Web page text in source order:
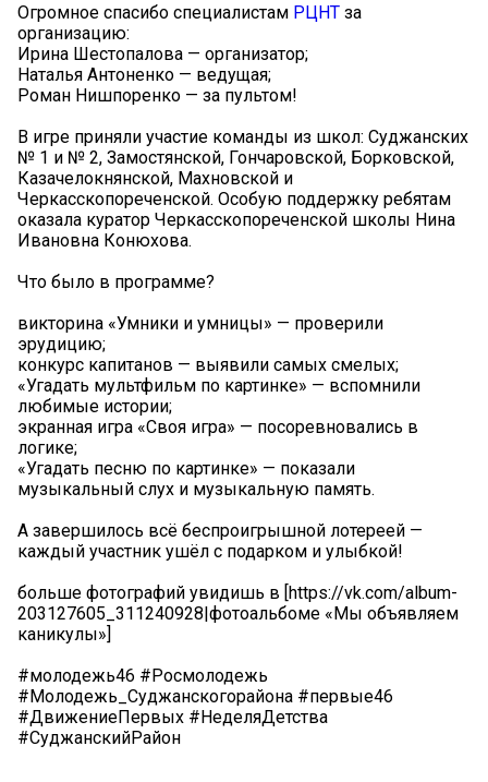
Огромное спасибо специалистам РЦНТ за
организацию:
Ирина Шестопалова — организатор;
Наталья Антоненко — ведущая;
Роман Нишпоренко — за пультом!
В игре приняли участие команды из школ: Суджанских
№ 1 и № 2, Замостянской, Гончаровской, Борковской,
Казачелокнянской, Махновской и
Черкасскопореченской. Особую поддержку ребятам
оказала куратор Черкасскопореченской школы Нина
Ивановна Конюхова.
Что было в программе?
викторина «Умники и умницы» — проверили
эрудицию;
конкурс капитанов — выявили самых смелых;
«Угадать мультфильм по картинке» — вспомнили
любимые истории;
экранная игра «Своя игра» — посоревновались в
логике;
«Угадать песню по картинке» — показали
музыкальный слух и музыкальную память.
А завершилось всё беспроигрышной лотереей —
каждый участник ушёл с подарком и улыбкой!
больше фотографий увидишь в [https://vk.com/album-
203127605_311240928|фотоальбоме «Мы объявляем
каникулы»]
#молодежь46 #Росмолодежь
#Молодежь_Суджанскогорайона #первые46
#ДвижениеПервых #НеделяДетства
#СуджанскийРайон